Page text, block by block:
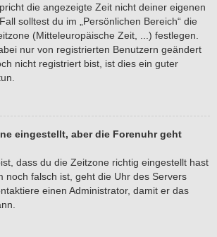
die angezeigte Zeit nicht deiner eigenen
solltest du im „Persönlichen Bereich“ die
(Mitteleuropäische Zeit, ...) festlegen.
nur von registrierten Benutzern geändert
nicht registriert bist, ist dies ein guter
eingestellt, aber die Forenuhr geht
dass du die Zeitzone richtig eingestellt hast
noch falsch ist, geht die Uhr des Servers
einen Administrator, damit er das